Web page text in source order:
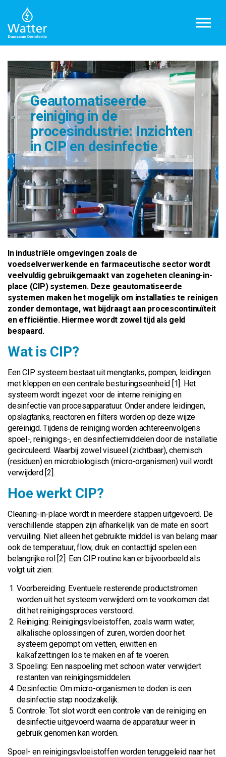
Geautomatiseerde
reiniging in de
procesindustrie: Inzichten
in CIP en desinfectie
In industriële omgevingen zoals de
voedselverwerkende en farmaceutische sector wordt
veelvuldig gebruikgemaakt van zogeheten cleaning-in-
place (CIP) systemen. Deze geautomatiseerde
systemen maken het mogelijk om installaties te reinigen
zonder demontage, wat bijdraagt aan procescontinuïteit
en efficiëntie. Hiermee wordt zowel tijd als geld
bespaard.
Wat is CIP?
Een CIP systeem bestaat uit mengtanks, pompen, leidingen
met kleppen en een centrale besturingseenheid [1]. Het
systeem wordt ingezet voor de interne reiniging en
desinfectie van procesapparatuur. Onder andere leidingen,
opslagtanks, reactoren en filters worden op deze wijze
gereinigd. Tijdens de reiniging worden achtereenvolgens
spoel-, reinigings-, en desinfectiemiddelen door de installatie
gecirculeerd. Waarbij zowel visueel (zichtbaar), chemisch
(residuen) en microbiologisch (micro-organismen) vuil wordt
verwijderd [2].
Hoe werkt CIP?
Cleaning-in-place wordt in meerdere stappen uitgevoerd. De
verschillende stappen zijn afhankelijk van de mate en soort
vervuiling. Niet alleen het gebruikte middel is van belang maar
ook de temperatuur, flow, druk en contacttijd spelen een
belangrijke rol [2]. Een CIP routine kan er bijvoorbeeld als
volgt uit zien:
Voorbereiding: Eventuele resterende productstromen
worden uit het systeem verwijderd om te voorkomen dat
dit het reinigingsproces verstoord.
Reiniging: Reinigingsvloeistoffen, zoals warm water,
alkalische oplossingen of zuren, worden door het
systeem gepompt om vetten, eiwitten en
kalkafzettingen los te maken en af te voeren.
Spoeling: Een naspoeling met schoon water verwijdert
restanten van reinigingsmiddelen.
Desinfectie: Om micro-organismen te doden is een
desinfectie stap noodzakelijk.
Controle: Tot slot wordt een controle van de reiniging en
desinfectie uitgevoerd waarna de apparatuur weer in
gebruik genomen kan worden.
Spoel- en reinigingsvloeistoffen worden teruggeleid naar het